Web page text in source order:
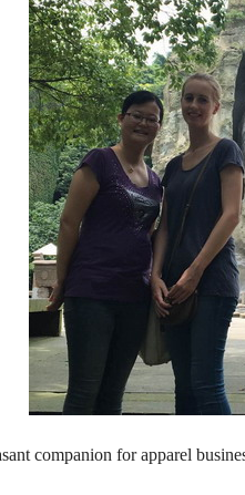
companion for apparel